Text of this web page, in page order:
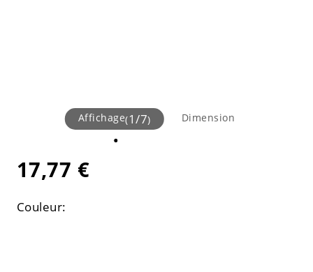
Affichage(1/7) Dimension
17,77 €
Couleur: